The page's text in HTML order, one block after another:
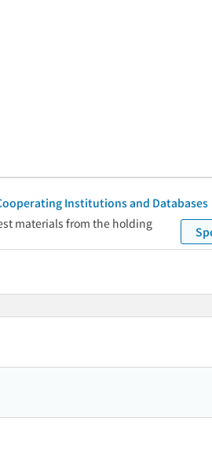
Institutions and Databases
materials from the holding